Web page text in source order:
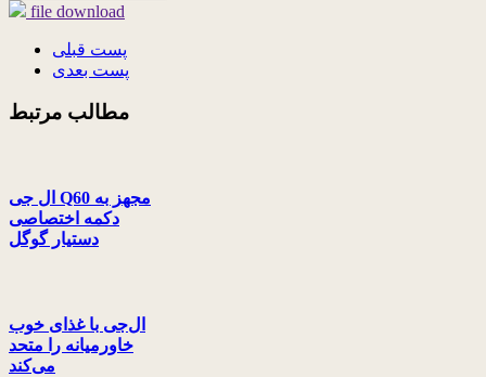
file download
پست قبلی
پست بعدی
مطالب مرتبط
ال جی Q60 مجهز به
دکمه اختصاصی
دستیار گوگل
ال‌جی با غذای خوب
خاورمیانه را متحد
می‌کند